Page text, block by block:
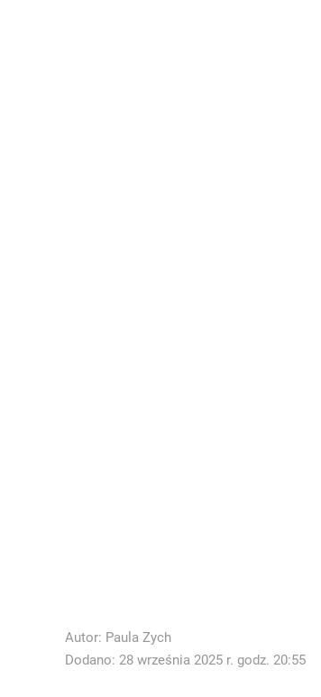
Autor: Paula Zych
Dodano: 28 września 2025 r. godz. 20:55